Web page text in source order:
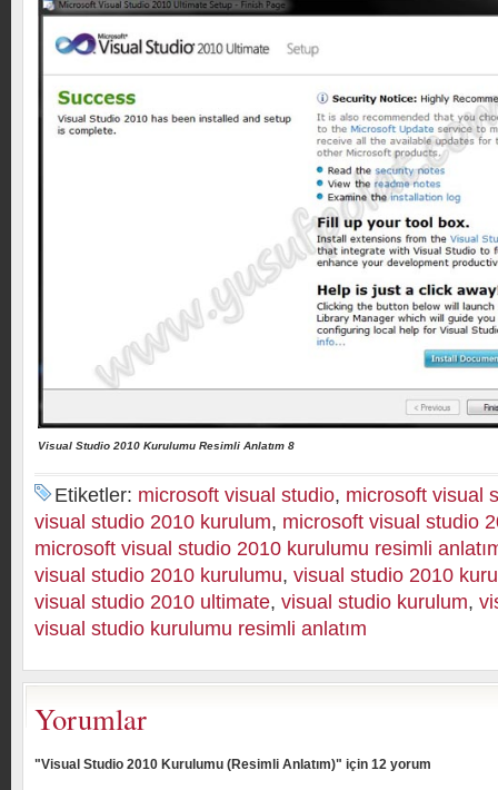
Visual Studio 2010 Kurulumu Resimli Anlatım 8
Etiketler: microsoft visual studio, microsoft visual
visual studio 2010 kurulum, microsoft visual studio
microsoft visual studio 2010 kurulumu resimli
visual studio 2010 kurulumu, visual studio 2010
visual studio 2010 ultimate, visual studio kurulum,
visual studio kurulumu resimli anlatım
Yorumlar
"Visual Studio 2010 Kurulumu (Resimli Anlatım)" için 12 yorum